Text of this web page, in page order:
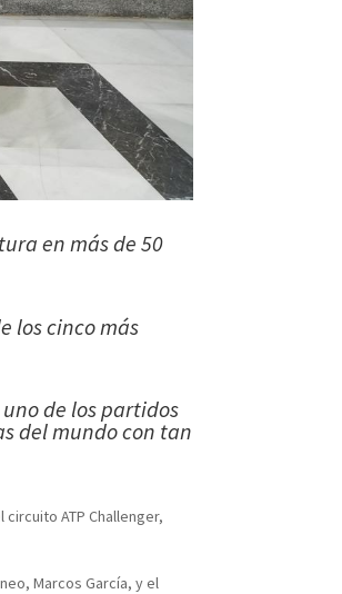
en más de 50
los cinco más
de los partidos
del mundo con tan
ATP Challenger,
Marcos García, y el